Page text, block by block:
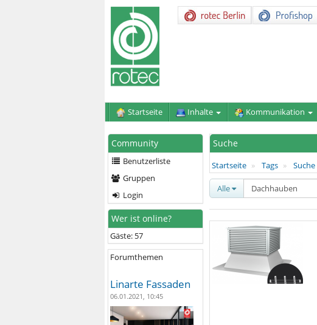
Startseite Inhalte Kommunikation
Community
Benutzerliste
Gruppen
Login
Wer ist online?
Gäste: 57
Forumthemen
Linarte Fassaden
06.01.2021, 10:45
Suche
Startseite Tags Suche
Alle